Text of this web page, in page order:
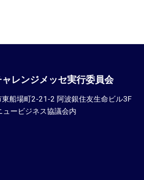
レンジメッセ実行委員会
船場町2-21-2 阿波銀住友生命ビル3F
ービジネス協議会内